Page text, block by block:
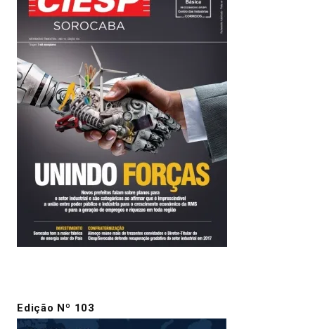
Edição Nº 103